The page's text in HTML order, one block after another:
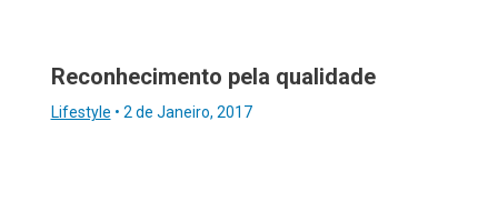
Reconhecimento pela qualidade
Lifestyle • 2 de Janeiro, 2017